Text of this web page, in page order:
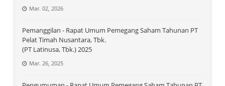
Mar. 02, 2026
Pemanggilan - Rapat Umum Pemegang Saham Tahunan PT
Pelat Timah Nusantara, Tbk.
(PT Latinusa, Tbk.) 2025
Mar. 26, 2025